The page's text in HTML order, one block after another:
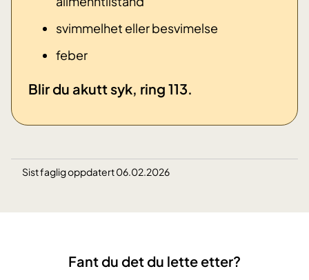
svimmelhet eller besvimelse
​feber
​Blir du akutt syk, ring 113.
Sist faglig oppdatert 06.02.2026
Fant du det du lette etter?